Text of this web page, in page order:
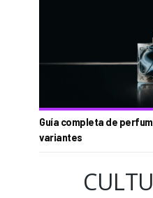
Guía completa de
variantes